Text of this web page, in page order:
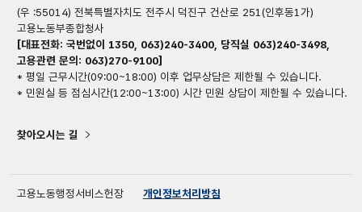
(우 :55014) 전북특별자치도 전주시 덕진구 건산로 251(인후동1가)
고용노동부종합청사
[대표전화: 국번없이 1350, 063)240-3400, 당직실 063)240-3498,
고용관련 문의: 063)270-9100]
* 평일 근무시간(09:00~18:00) 이후 업무상담은 제한될 수 있습니다.
* 민원실 등 점심시간(12:00~13:00) 시간 민원 상담이 제한될 수 있습니다.
찾아오시는 길
고용노동행정서비스헌장 개인정보처리방침